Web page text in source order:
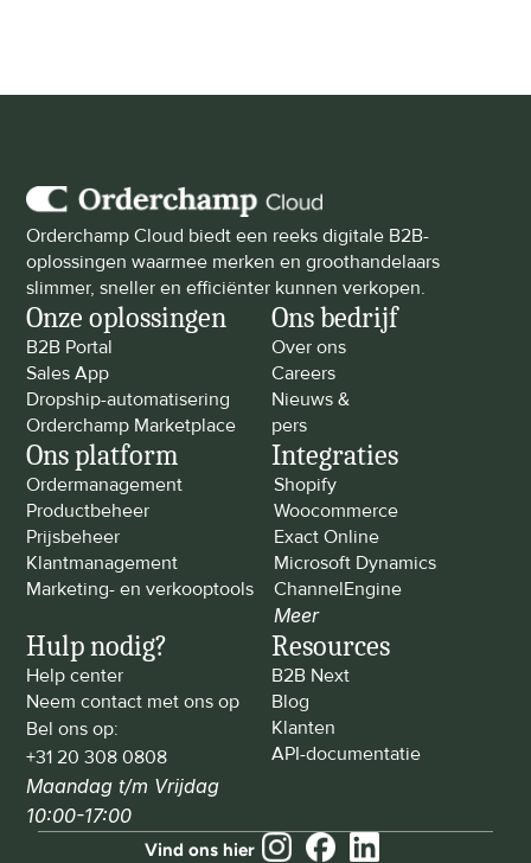
Orderchamp Cloud biedt een reeks digitale B2B-
oplossingen waarmee merken en groothandelaars
slimmer, sneller en efficiënter kunnen verkopen.
Onze oplossingen
B2B Portal
Sales App
Dropship-automatisering
Orderchamp Marketplace
Ons bedrijf
Over ons
Careers
Nieuws &
pers
Ons platform
Ordermanagement
Productbeheer
Prijsbeheer
Klantmanagement
Marketing- en verkooptools
Integraties
Shopify
Woocommerce
Exact Online
Microsoft Dynamics
ChannelEngine
Meer
Hulp nodig?
Help center
Neem contact met ons op
Bel ons op:
+31 20 308 0808
Maandag t/m Vrijdag
10:00-17:00
Resources
B2B Next
Blog
Klanten
API-documentatie
Vind ons hier